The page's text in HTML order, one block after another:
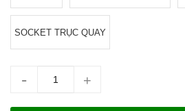
SOCKET TRỤC QUAY
- +